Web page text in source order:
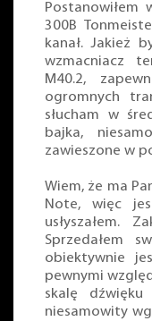
Postanowiłem
300B
kanał. Jakież
wzmacniacz
M40.2,
ogromnych
słucham w
bajka,
zawieszone w
Wiem, że ma
Note, więc
usłyszałem.
Sprzedałem
obiektywnie
pewnymi
skalę
niesamowity